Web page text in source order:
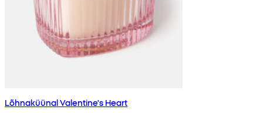
Lõhnaküünal Valentine's Heart